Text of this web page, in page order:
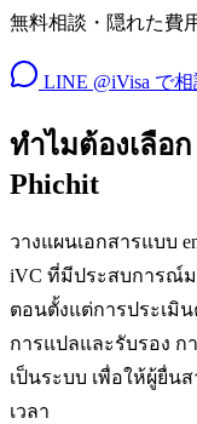
無料相談・隠れた費
LINE @iVisa で相
ทำไมต้องเลือ
Phichit
วางแผนเอกสารแบบ
iVC ที่มีประสบการณ์
ตอนตั้งแต่การประเมิ
การแปลและรับรอง ก
เป็นระบบ เพื่อให้ผู้ยื่น
เวลา